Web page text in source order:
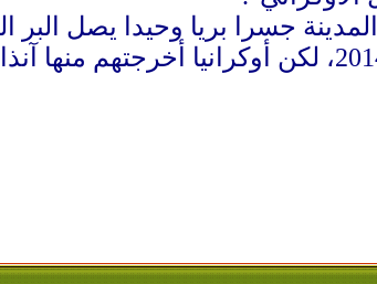
جسرا بريا وحيدا يصل البر